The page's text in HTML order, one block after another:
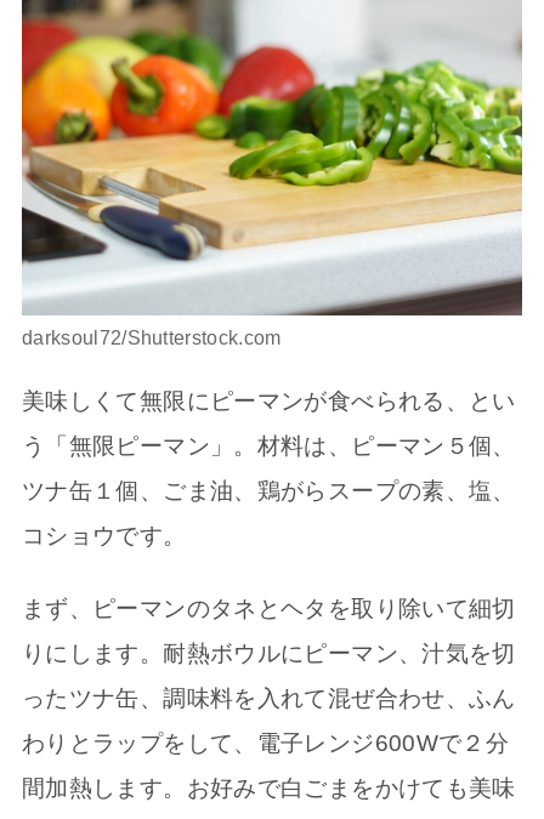
darksoul72/Shutterstock.com
美味しくて無限にピーマンが食べられる、とい
う「無限ピーマン」。材料は、ピーマン５個、
ツナ缶１個、ごま油、鶏がらスープの素、塩、
コショウです。
まず、ピーマンのタネとヘタを取り除いて細切
りにします。耐熱ボウルにピーマン、汁気を切
ったツナ缶、調味料を入れて混ぜ合わせ、ふん
わりとラップをして、電子レンジ600Wで２分
間加熱します。お好みで白ごまをかけても美味